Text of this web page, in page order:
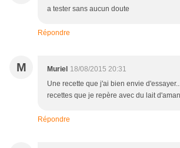
a tester sans aucun doute
Répondre
M Muriel 18/08/2015 20:31
Une recette que j'ai bien envie
recettes que je repère avec du lait
Répondre